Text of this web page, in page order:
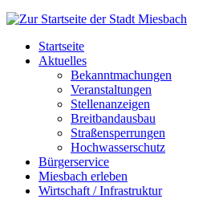
Startseite
Aktuelles
Bekanntmachungen
Veranstaltungen
Stellenanzeigen
Breitbandausbau
Straßensperrungen
Hochwasserschutz
Bürgerservice
Miesbach erleben
Wirtschaft / Infrastruktur